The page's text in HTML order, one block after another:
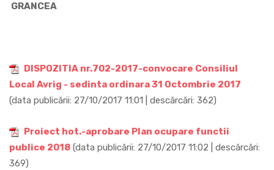
GRANCEA
DISPOZITIA nr.702-2017-convocare Consiliul
Local Avrig - sedinta ordinara 31 Octombrie 2017
(data publicării: 27/10/2017 11:01 | descărcări: 362)
Proiect hot.-aprobare Plan ocupare functii
publice 2018 (data publicării: 27/10/2017 11:02 | descărcări:
369)